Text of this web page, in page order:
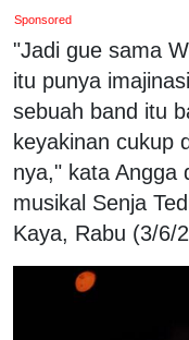
Sponsored
"Jadi gue sama
itu punya
sebuah band itu
keyakinan cukup
nya," kata Angga
musikal Senja
Kaya, Rabu (3/6/